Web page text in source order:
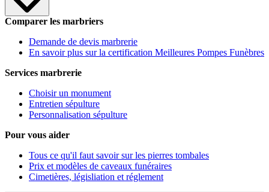
Comparer les marbriers
Demande de devis marbrerie
En savoir plus sur la certification Meilleures Pompes Funèbres
Services marbrerie
Choisir un monument
Entretien sépulture
Personnalisation sépulture
Pour vous aider
Tous ce qu'il faut savoir sur les pierres tombales
Prix et modèles de caveaux funéraires
Cimetières, législiation et réglement